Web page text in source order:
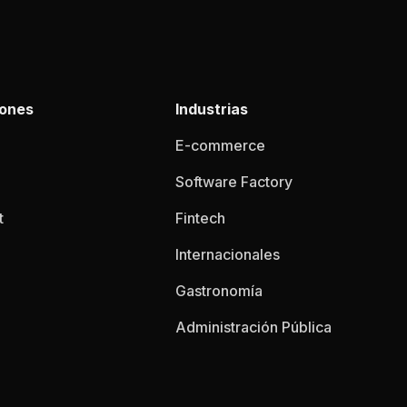
Industrias
E-commerce
Software Factory
Fintech
Internacionales
Gastronomía
Administración Pública